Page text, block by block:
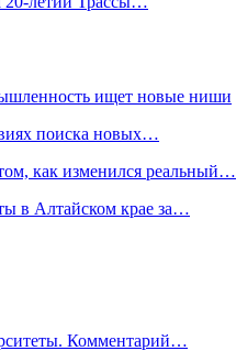
ищет новые ниши
поиска новых…
как изменился реальный…
в Алтайском крае за…
Комментарий…